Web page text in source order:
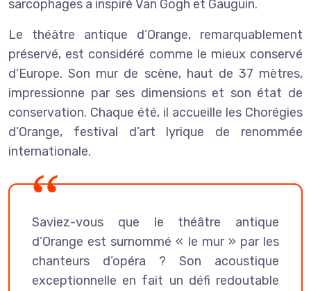
sarcophages a inspiré Van Gogh et Gauguin.
Le théâtre antique d’Orange, remarquablement
préservé, est considéré comme le mieux conservé
d’Europe. Son mur de scène, haut de 37 mètres,
impressionne par ses dimensions et son état de
conservation. Chaque été, il accueille les Chorégies
d’Orange, festival d’art lyrique de renommée
internationale.
Saviez-vous que le théâtre antique
d’Orange est surnommé « le mur » par les
chanteurs d’opéra ? Son acoustique
exceptionnelle en fait un défi redoutable